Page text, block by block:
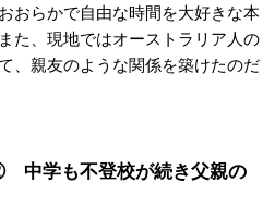
おらかで自由な時間を大好きな本
た、現地ではオーストラリア人の
、親友のような関係を築けたのだ
中学も不登校が続き父親の